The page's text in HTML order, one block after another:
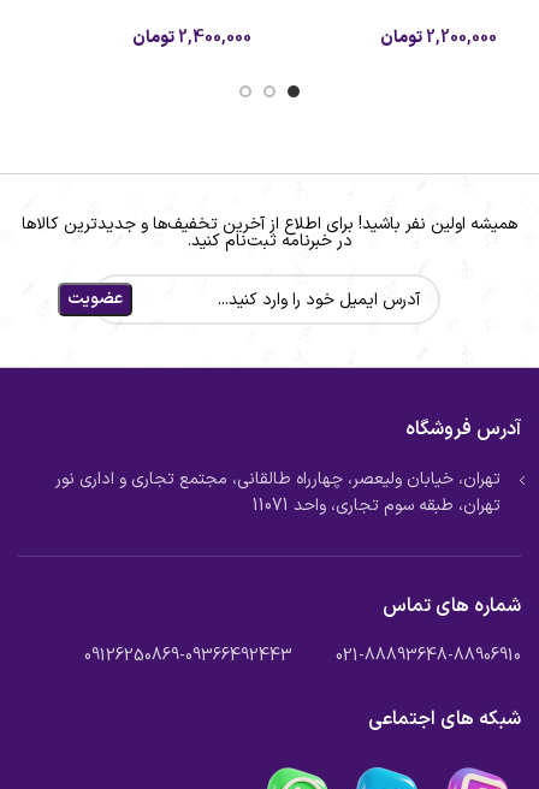
2,200,000تومان 2,400,000تومان
همیشه اولین نفر باشید! برای اطلاع از آخرین تخفیف‌ها و جدیدترین کالاها
در خبرنامه ثبت‌نام کنید.
آدرس فروشگاه
تهران، خیابان ولیعصر، چهارراه طالقانی، مجتمع تجاری و اداری نور
تهران، طبقه سوم تجاری، واحد 11071
شماره های تماس
021-88893648-88906910 09126250869-09366492443
شبکه های اجتماعی